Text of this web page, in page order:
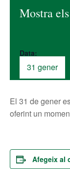
Mostra
Data:
31 gener
El 31 de gener
oferint un
Afegeix al